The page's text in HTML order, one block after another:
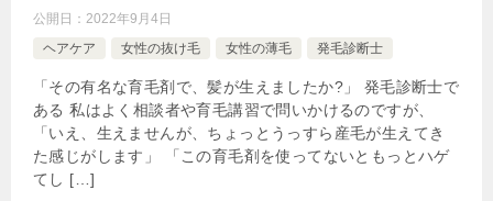
公開日： 2022年9月4日
ヘアケア
女性の抜け毛 女性の薄毛 発毛診断士
「その有名な育毛剤で、髪が生えましたか?」 発毛診断士で
ある 私はよく相談者や育毛講習で問いかけるのですが、
「いえ、生えませんが、ちょっとうっすら産毛が生えてき
た感じがします」 「この育毛剤を使ってないともっとハゲ
てし […]